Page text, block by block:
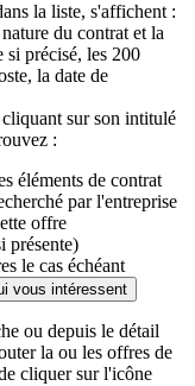
la liste, s'affichent :
du contrat et la
si précisé, les 200
la date de
sur son intitulé
:
éléments de contrat
par l'entreprise
offre
présente)
le cas échéant
vous intéressent
ou depuis le détail
la ou les offres de
cliquer sur l'icône